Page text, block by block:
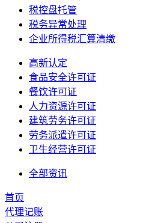
税控盘托管
税务异常处理
企业所得税汇算清缴
高新认定
食品安全许可证
餐饮许可证
人力资源许可证
建筑劳务许可证
劳务派遣许可证
卫生经营许可证
全部资讯
首页
代理记账